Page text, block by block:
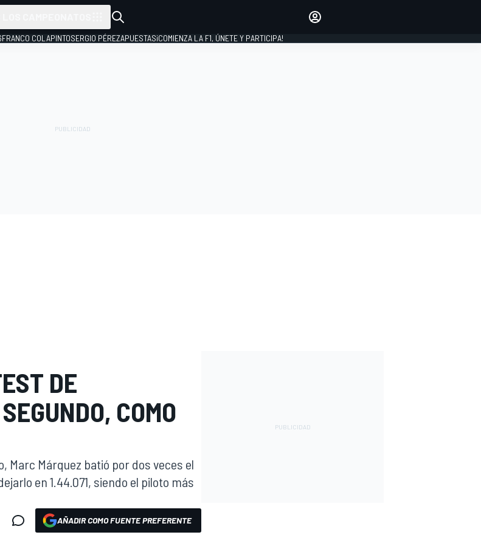
INICIAR SESIÓN
FRANCO COLAPINTOSERGIO PÉREZAPUESTAS¡COMIENZA LA F1, ÚNETE Y PARTICIPA!
DE
COMO
Marc Márquez batió por dos veces el
en 1.44.071, siendo el piloto más
AÑADIR COMO FUENTE PREFERENTE